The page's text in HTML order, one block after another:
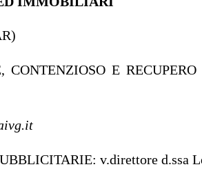
E
v.direttore d.ssa